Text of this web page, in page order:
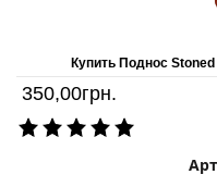
Купить Поднос
350,00грн.